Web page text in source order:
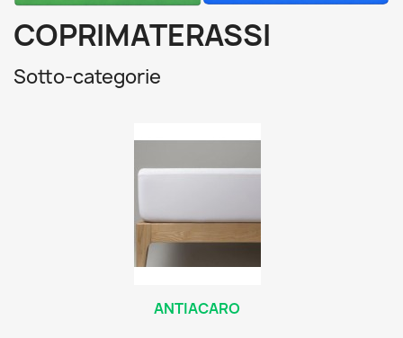
COPRIMATERASSI
Sotto-categorie
ANTIACARO